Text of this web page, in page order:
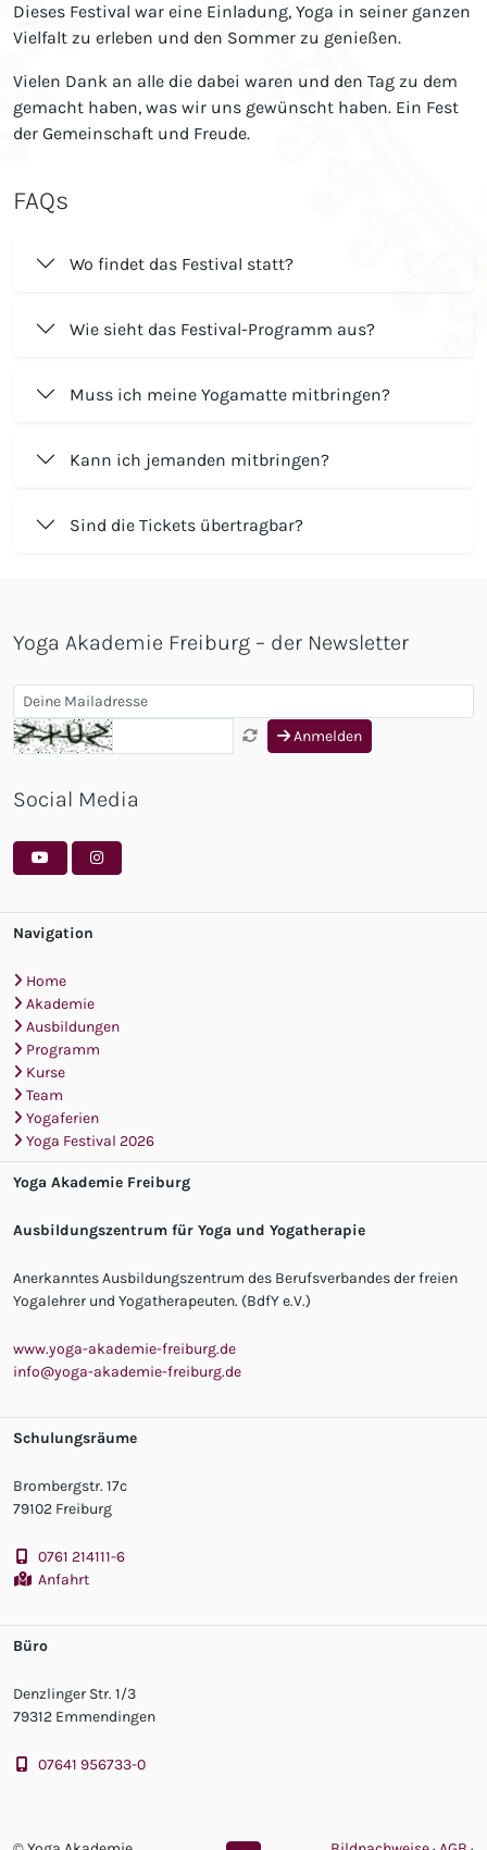
Dieses Festival war eine Einladung, Yoga in seiner ganzen
Vielfalt zu erleben und den Sommer zu genießen.
Vielen Dank an alle die dabei waren und den Tag zu dem
gemacht haben, was wir uns gewünscht haben. Ein Fest
der Gemeinschaft und Freude.
FAQs
Wo findet das Festival statt?
Wie sieht das Festival-Programm aus?
Muss ich meine Yogamatte mitbringen?
Kann ich jemanden mitbringen?
Sind die Tickets übertragbar?
Yoga Akademie Freiburg – der Newsletter
Anmelden
Social Media
Navigation
Home
Akademie
Ausbildungen
Programm
Kurse
Team
Yogaferien
Yoga Festival 2026
Yoga Akademie Freiburg
Ausbildungszentrum für Yoga und Yogatherapie
Anerkanntes Ausbildungszentrum des Berufsverbandes der freien
Yogalehrer und Yogatherapeuten. (BdfY e.V.)
www.yoga-akademie-freiburg.de
info@yoga-akademie-freiburg.de
Schulungsräume
Brombergstr. 17c
79102 Freiburg
0761 214111-6
Anfahrt
Büro
Denzlinger Str. 1/3
79312 Emmendingen
07641 956733-0